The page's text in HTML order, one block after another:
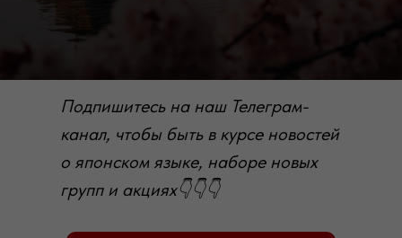
Подпишитесь на наш Телеграм-
канал, чтобы быть в курсе новостей
о японском языке, наборе новых
групп и акциях👇👇👇